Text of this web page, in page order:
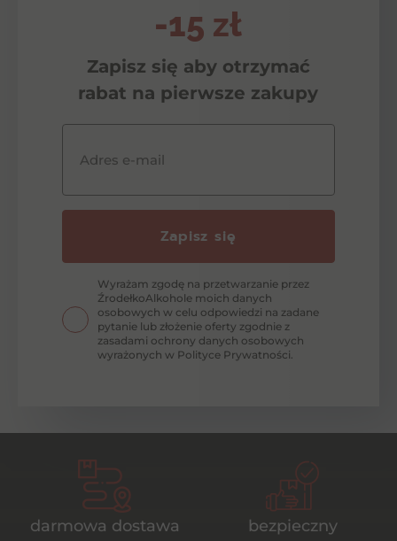
-15 zł
Zapisz się aby otrzymać
rabat na pierwsze zakupy
Adres e-mail
Zapisz się
Wyrażam zgodę na przetwarzanie przez
ŹrodełkoAlkohole moich danych
osobowych w celu odpowiedzi na zadane
pytanie lub złożenie oferty zgodnie z
zasadami ochrony danych osobowych
wyrażonych w Polityce Prywatności.
darmowa dostawa
bezpieczny